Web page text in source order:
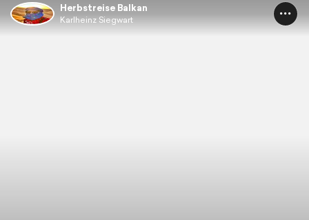
Herbstreise Balkan
Karlheinz Siegwart